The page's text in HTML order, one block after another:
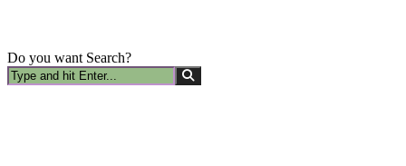
Do you want Search?